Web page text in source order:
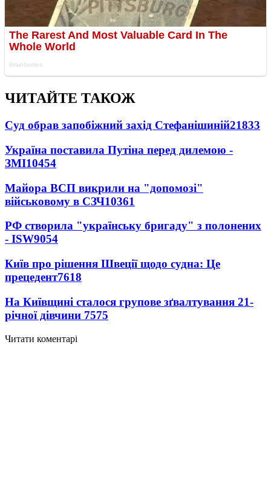
ЧИТАЙТЕ ТАКОЖ
Суд обрав запобіжний захід Стефанішиній21833
Україна поставила Путіна перед дилемою -
ЗМІ10454
Майора ВСП викрили на "допомозі"
військовому в СЗЧ10361
РФ створила "українську бригаду" з полонених
- ISW9054
Київ про рішення Швеції щодо судна: Це
прецедент7618
На Київщині сталося групове зґвалтування 21-
річної дівчини 7575
Читати коментарі